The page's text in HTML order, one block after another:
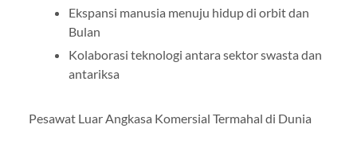
Ekspansi manusia menuju hidup di orbit dan
Bulan
Kolaborasi teknologi antara sektor swasta dan
antariksa
Pesawat Luar Angkasa Komersial Termahal di Dunia